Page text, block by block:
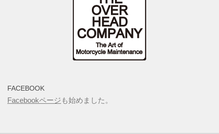
FACEBOOK
Facebookページ も始めました。